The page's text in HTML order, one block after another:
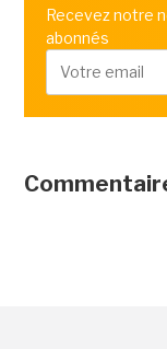
Recevez notre
abonnés